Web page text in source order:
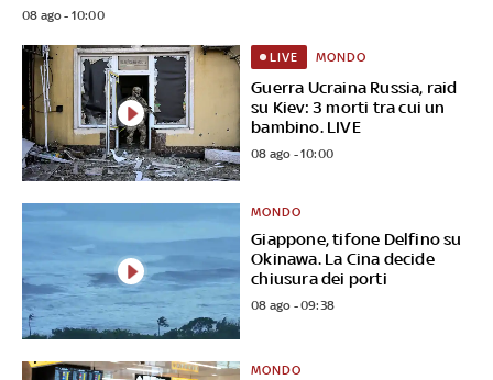
08 ago - 10:00
Guerra Ucraina Russia, raid
su Kiev: 3 morti tra cui un
bambino. LIVE
LIVE MONDO
08 ago - 10:00
Giappone, tifone Delfino su
Okinawa. La Cina decide
chiusura dei porti
MONDO
08 ago - 09:38
MONDO